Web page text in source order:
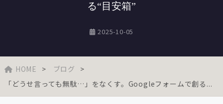
る“目安箱”
2025-10-05
HOME
ブログ
「どうせ言っても無駄…」をなくす。Googleフォームで創る...